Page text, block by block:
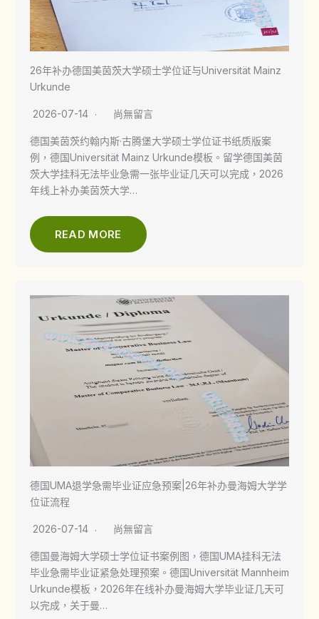
26年补办德国美茵茨大学硕士学位证与Universität Mainz
Urkunde
2026-07-14 尚無留言
德国美茵茨约翰内斯·古腾堡大学硕士学位证书纸质版案
例，德国Universität Mainz Urkunde模板。留学德国美茵
茨大学挂科无法毕业急需一张毕业证几天可以完成，2026
年线上补办美茵茨大学…
READ MORE
德国UMA退学急需毕业证应急预案|26年补办曼海姆大学学
位证流程
2026-07-14 尚無留言
德国曼海姆大学硕士学位证书案例图，德国UMA挂科无法
毕业急需毕业证紧急处理预案。德国Universität Mannheim
Urkunde模板，2026年在线补办曼海姆大学毕业证几天可
以完成，关于曼…